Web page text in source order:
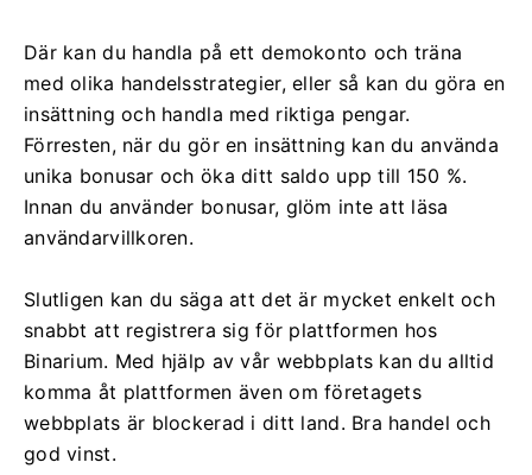
Där kan du handla på ett demokonto och träna
med olika handelsstrategier, eller så kan du göra en
insättning och handla med riktiga pengar.
Förresten, när du gör en insättning kan du använda
unika bonusar och öka ditt saldo upp till 150 %.
Innan du använder bonusar, glöm inte att läsa
användarvillkoren.
Slutligen kan du säga att det är mycket enkelt och
snabbt att registrera sig för plattformen hos
Binarium. Med hjälp av vår webbplats kan du alltid
komma åt plattformen även om företagets
webbplats är blockerad i ditt land. Bra handel och
god vinst.